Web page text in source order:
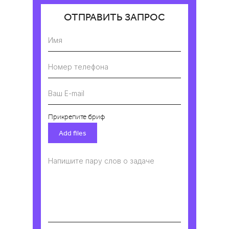
Имя
Номер телефона
Ваш E-mail
Прикрепите бриф
Add files
Напишите пару слов о задаче
ОТПРАВИТЬ ЗАПРОС